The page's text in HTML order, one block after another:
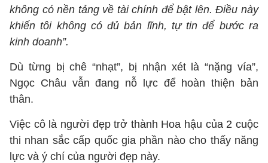
không có nền tảng về tài chính để bật lên. Điều này
khiến tôi không có đủ bản lĩnh, tự tin để bước ra
kinh doanh”.
Dù từng bị chê “nhạt”, bị nhận xét là “nặng vía”,
Ngọc Châu vẫn đang nỗ lực để hoàn thiện bản
thân.
Việc cô là người đẹp trở thành Hoa hậu của 2 cuộc
thi nhan sắc cấp quốc gia phần nào cho thấy năng
lực và ý chí của người đẹp này.